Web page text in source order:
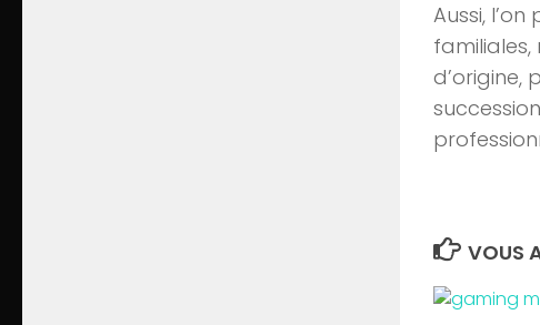
Aussi,
familiales,
d’origine,
VOUS